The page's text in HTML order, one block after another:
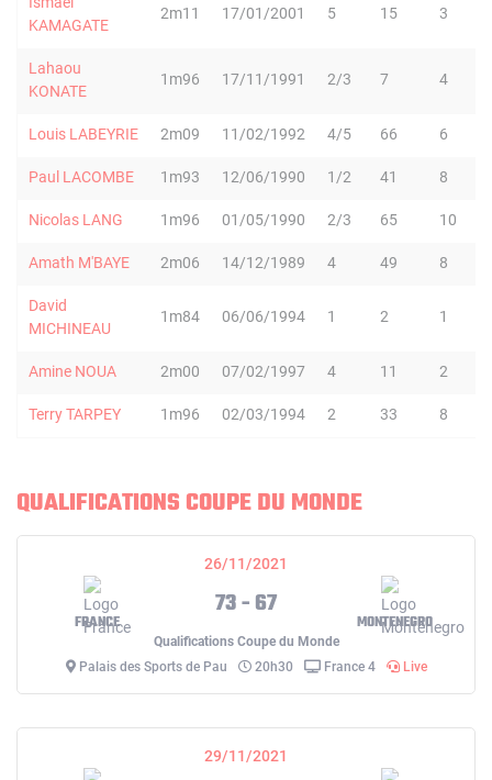
KAMAGATE
2m11 17/01/2001 5 15 3
Lahaou
KONATE
1m96 17/11/1991 2/3 7 4
Louis LABEYRIE 2m09 11/02/1992 4/5 66 6
Paul LACOMBE 1m93 12/06/1990 1/2 41 8
Nicolas LANG 1m96 01/05/1990 2/3 65 10
Amath M'BAYE 2m06 14/12/1989 4 49 8
David
MICHINEAU
1m84 06/06/1994 1 2 1
Amine NOUA 2m00 07/02/1997 4 11 2
Terry TARPEY 1m96 02/03/1994 2 33 8
QUALIFICATIONS COUPE DU MONDE
26/11/2021
FRANCE
73 - 67
MONTENEGRO
Qualifications Coupe du Monde
Palais des Sports de Pau
20h30 France 4 Live
29/11/2021